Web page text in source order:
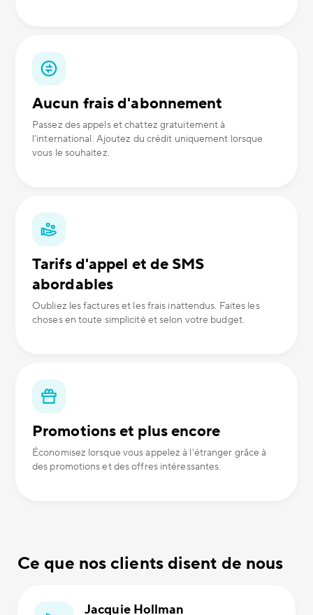
Aucun frais d'abonnement
Passez des appels et chattez gratuitement à
l'international. Ajoutez du crédit uniquement lorsque
vous le souhaitez.
Tarifs d'appel et de SMS
abordables
Oubliez les factures et les frais inattendus. Faites les
choses en toute simplicité et selon votre budget.
Promotions et plus encore
Économisez lorsque vous appelez à l'étranger grâce à
des promotions et des offres intéressantes.
Ce que nos clients disent de nous
Jacquie Hollman